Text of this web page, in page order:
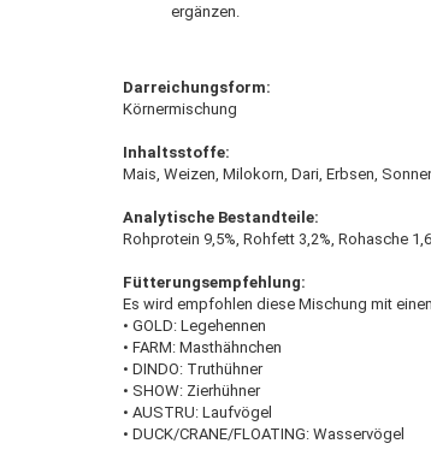
ergänzen.
Darreichungsform:
Körnermischung
Inhaltsstoffe:
Mais, Weizen, Milokorn, Dari, Erbsen,
Analytische Bestandteile:
Rohprotein 9,5%, Rohfett 3,2%, Rohasche
Fütterungsempfehlung:
Es wird empfohlen diese Mischung mit
• GOLD: Legehennen
• FARM: Masthähnchen
• DINDO: Truthühner
• SHOW: Zierhühner
• AUSTRU: Laufvögel
• DUCK/CRANE/FLOATING: Wasservögel